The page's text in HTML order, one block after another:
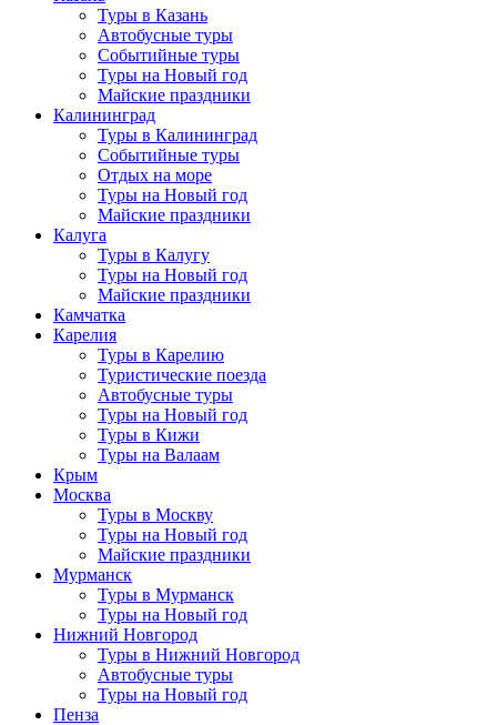
Туры в Казань
Автобусные туры
Событийные туры
Туры на Новый год
Майские праздники
Калининград
Туры в Калининград
Событийные туры
Отдых на море
Туры на Новый год
Майские праздники
Калуга
Туры в Калугу
Туры на Новый год
Майские праздники
Камчатка
Карелия
Туры в Карелию
Туристические поезда
Автобусные туры
Туры на Новый год
Туры в Кижи
Туры на Валаам
Крым
Москва
Туры в Москву
Туры на Новый год
Майские праздники
Мурманск
Туры в Мурманск
Туры на Новый год
Нижний Новгород
Туры в Нижний Новгород
Автобусные туры
Туры на Новый год
Пенза